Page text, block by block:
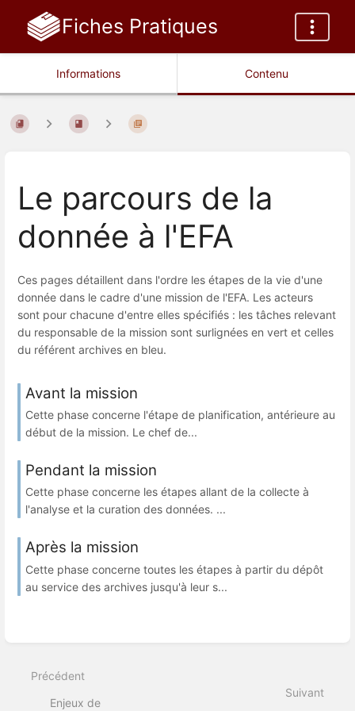
Fiches Pratiques
Informations Contenu
Le parcours de la
donnée à l'EFA
Ces pages détaillent dans l'ordre les étapes de la vie d'une
donnée dans le cadre d'une mission de l'EFA. Les acteurs
sont pour chacune d'entre elles spécifiés : les tâches relevant
du responsable de la mission sont surlignées en vert et celles
du référent archives en bleu.
Avant la mission
Cette phase concerne l'étape de planification, antérieure au
début de la mission. Le chef de...
Pendant la mission
Cette phase concerne les étapes allant de la collecte à
l'analyse et la curation des données. ...
Après la mission
Cette phase concerne toutes les étapes à partir du dépôt
au service des archives jusqu'à leur s...
Précédent
Enjeux de
Suivant